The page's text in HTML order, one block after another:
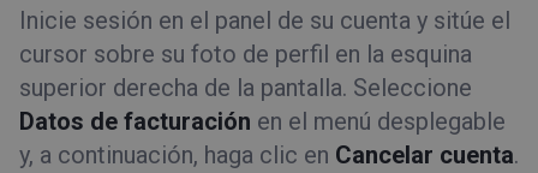
Trucos y sugerencias
Inicie sesión en el panel de su cuenta y sitúe el
cursor sobre su foto de perfil en la esquina
superior derecha de la pantalla. Seleccione
Datos de facturación en el menú desplegable
y, a continuación, haga clic en Cancelar cuenta.